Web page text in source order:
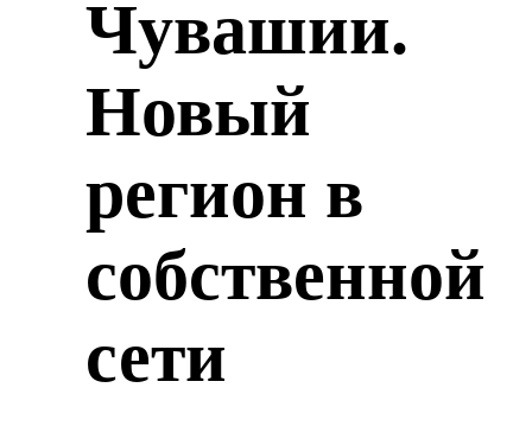
Чувашии.
Новый
регион в
собственной
сети